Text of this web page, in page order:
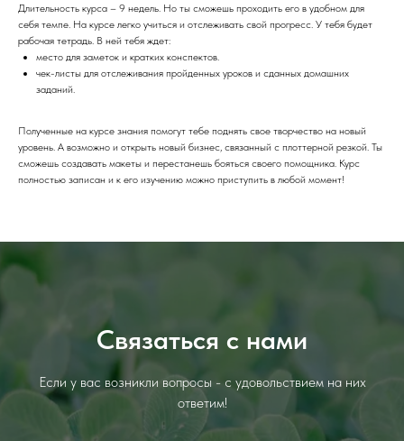
Длительность курса – 9 недель. Но ты сможешь проходить его в удобном для
себя темпе. На курсе легко учиться и отслеживать свой прогресс. У тебя будет
рабочая тетрадь. В ней тебя ждет:
место для заметок и кратких конспектов.
чек-листы для отслеживания пройденных уроков и сданных домашних
заданий.
Полученные на курсе знания помогут тебе поднять свое творчество на новый
уровень. А возможно и открыть новый бизнес, связанный с плоттерной резкой. Ты
сможешь создавать макеты и перестанешь бояться своего помощника. Курс
полностью записан и к его изучению можно приступить в любой момент!
Связаться с нами
Если у вас возникли вопросы - с удовольствием на них
ответим!